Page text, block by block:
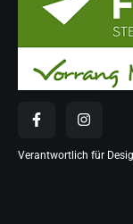
Verantwortlich für